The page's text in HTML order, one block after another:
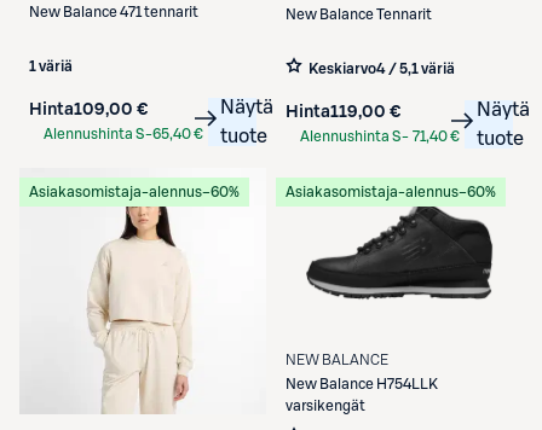
New Balance471 tennarit
1 väriä
Hinta109,00 €
Alennushinta S-65,40 €
Näytä
tuote
New Balance Tennarit
Keskiarvo4 / 5,1 väriä
Hinta119,00 €
Alennushinta S- 71,40 €
Näytä
tuote
Asiakasomistaja-alennus−60% Asiakasomistaja-alennus−60%
NEW BALANCE
New Balance H754LLK
varsikengät